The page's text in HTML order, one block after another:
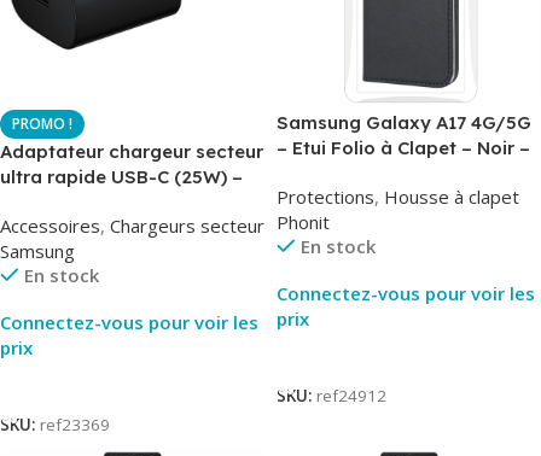
Adaptateur chargeur secteur
ultra rapide USB-C (25W) –
TA800
Accessoires, Chargeurs secteur
Samsung
En stock
Connectez-vous pour voir les
prix
SKU: ref23369
Samsung Galaxy A17 4G/5G
– Etui Folio à Clapet – Noir –
Protections, Housse à clapet
Phonit
En stock
Connectez-vous pour voir les
prix
SKU: ref24912